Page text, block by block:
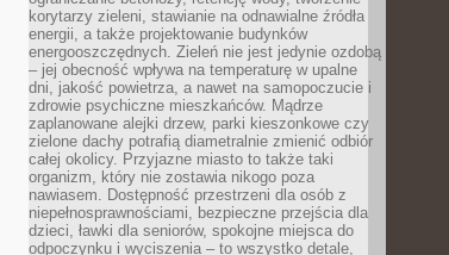
korytarzy zieleni, stawianie na odnawialne źródła
energii, a także projektowanie budynków
energooszczędnych. Zieleń nie jest jedynie ozdobą
– jej obecność wpływa na temperaturę w upalne
dni, jakość powietrza, a nawet na samopoczucie i
zdrowie psychiczne mieszkańców. Mądrze
zaplanowane alejki drzew, parki kieszonkowe czy
zielone dachy potrafią diametralnie zmienić odbiór
całej okolicy. Przyjazne miasto to także taki
organizm, który nie zostawia nikogo poza
nawiasem. Dostępność przestrzeni dla osób z
niepełnosprawnościami, bezpieczne przejścia dla
dzieci, ławki dla seniorów, spokojne miejsca do
odpoczynku i wyciszenia – to wszystko detale,